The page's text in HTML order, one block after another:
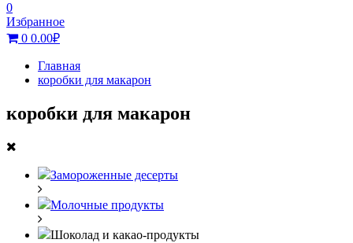
0
Избранное
0 0.00₽
Главная
коробки для макарон
коробки для макарон
Замороженные десерты
Молочные продукты
Шоколад и какао-продукты